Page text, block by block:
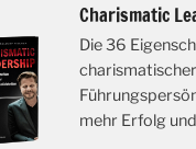
Charismatic
Die 36
charismatischer
mehr Erfolg